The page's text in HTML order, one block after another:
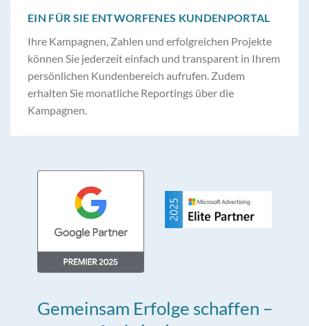
EIN FÜR SIE ENTWORFENES KUNDENPORTAL
Ihre Kampagnen, Zahlen und erfolgreichen Projekte
können Sie jederzeit einfach und transparent in Ihrem
persönlichen Kundenbereich aufrufen. Zudem
erhalten Sie monatliche Reportings über die
Kampagnen.
Gemeinsam Erfolge schaffen –